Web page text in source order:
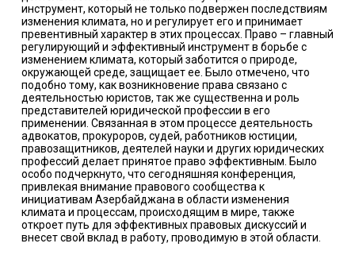
инструмент, который не только подвержен последствиям
изменения климата, но и регулирует его и принимает
превентивный характер в этих процессах. Право – главный
регулирующий и эффективный инструмент в борьбе с
изменением климата, который заботится о природе,
окружающей среде, защищает ее. Было отмечено, что
подобно тому, как возникновение права связано с
деятельностью юристов, так же существенна и роль
представителей юридической профессии в его
применении. Связанная в этом процессе деятельность
адвокатов, прокуроров, судей, работников юстиции,
правозащитников, деятелей науки и других юридических
профессий делает принятое право эффективным. Было
особо подчеркнуто, что сегодняшняя конференция,
привлекая внимание правового сообщества к
инициативам Азербайджана в области изменения
климата и процессам, происходящим в мире, также
откроет путь для эффективных правовых дискуссий и
внесет свой вклад в работу, проводимую в этой области.